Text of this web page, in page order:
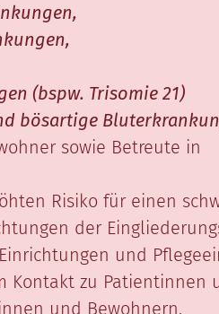
(bspw. Trisomie 21)
bösartige
sowie Betreute in
Risiko für einen
der
und
Kontakt zu Patientinnen
und Bewohnern.